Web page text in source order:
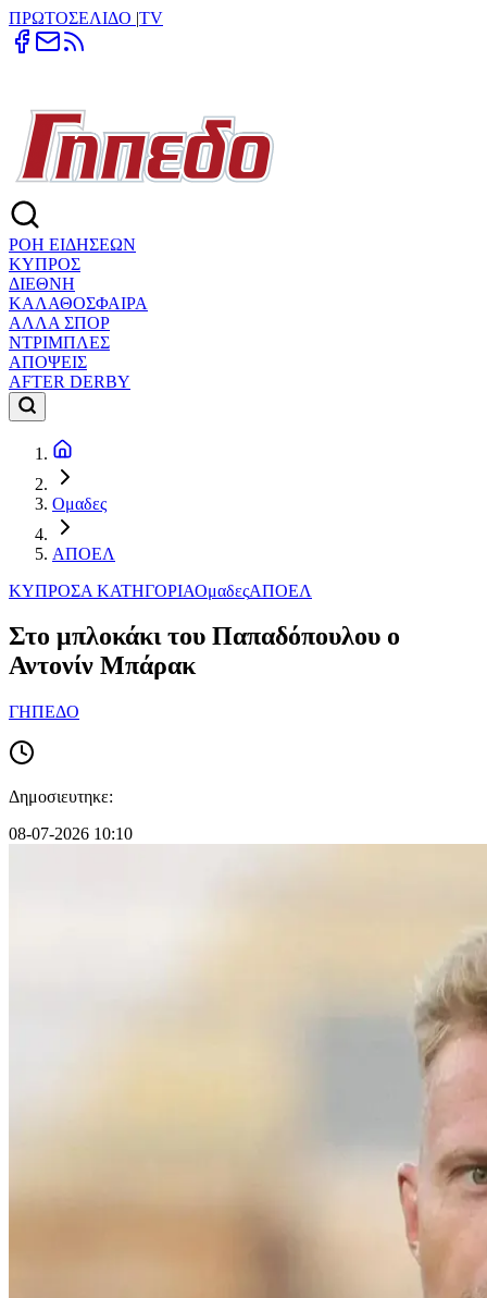
ΠΡΩΤΟΣΕΛΙΔΟ |TV
ΡΟΗ ΕΙΔΗΣΕΩΝ
ΚΥΠΡΟΣ
ΔΙΕΘΝΗ
ΚΑΛΑΘΟΣΦΑΙΡΑ
ΑΛΛΑ ΣΠΟΡ
ΝΤΡΙΜΠΛΕΣ
ΑΠΟΨΕΙΣ
AFTER DERBY
Ομαδες
ΑΠΟΕΛ
ΚΥΠΡΟΣΑ ΚΑΤΗΓΟΡΙΑΟμαδεςΑΠΟΕΛ
Στο μπλοκάκι του Παπαδόπουλου ο
Αντονίν Μπάρακ
ΓΗΠΕΔΟ
Δημοσιευτηκε:
08-07-2026 10:10